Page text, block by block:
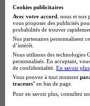
Note de 2 sur 5
Cookies publicitaires
Avec votre accord , nous et
vous proposer des publicités
probabilités de trouver
Nos partenaires personnalisent
d’intérêt.
Nous utilisons des technologies
personnalisés. En acceptant,
de confidentialité. En savoir plus
Vous pouvez à tout moment
traceurs" en bas de page.
Pour en savoir plus, consultez